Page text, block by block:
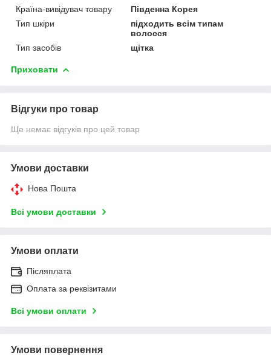
Країна-вивідувач товару
Південна Корея
Тип шкіри
підходить всім типам
волосся
Тип засобів
щітка
Приховати
Відгуки про товар
Ще немає відгуків про цей товар
Умови доставки
Нова Пошта
Всі умови доставки
Умови оплати
Післяплата
Оплата за реквізитами
Всі умови оплати
Умови повернення